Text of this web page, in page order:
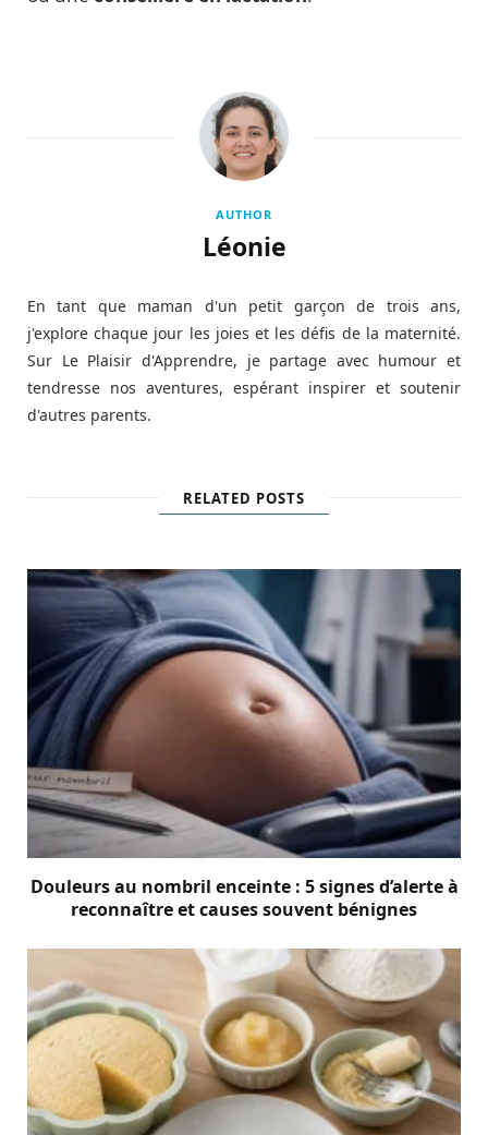
AUTHOR
Léonie
En tant que maman d'un petit garçon de trois ans,
j'explore chaque jour les joies et les défis de la maternité.
Sur Le Plaisir d'Apprendre, je partage avec humour et
tendresse nos aventures, espérant inspirer et soutenir
d'autres parents.
RELATED POSTS
Douleurs au nombril enceinte : 5 signes d’alerte à
reconnaître et causes souvent bénignes